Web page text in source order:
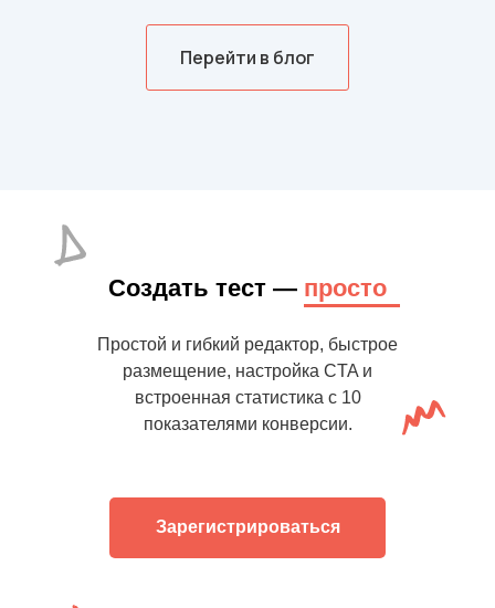
Перейти в блог
Создать тест — просто
Простой и гибкий редактор, быстрое
размещение, настройка CTA и
встроенная статистика с 10
показателями конверсии.
Зарегистрироваться